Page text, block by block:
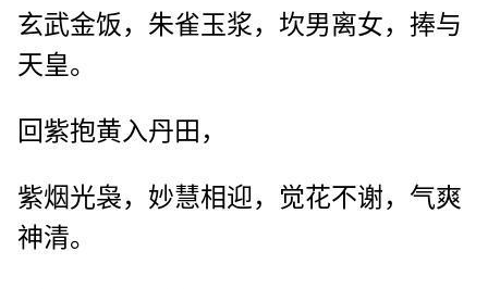
玄武金饭，朱雀玉浆，坎男离女，捧与
天皇。
回紫抱黄入丹田，
紫烟光袅，妙慧相迎，觉花不谢，气爽
神清。